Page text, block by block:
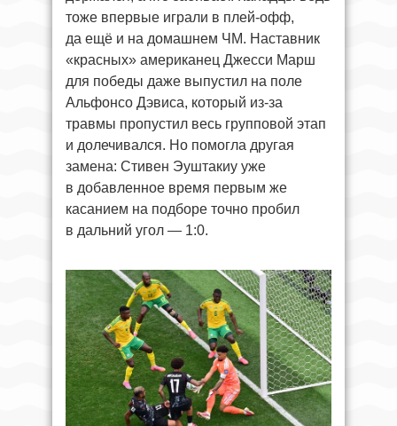
тоже впервые играли в плей-офф,
да ещё и на домашнем ЧМ. Наставник
«красных» американец Джесси Марш
для победы даже выпустил на поле
Альфонсо Дэвиса, который из-за
травмы пропустил весь групповой этап
и долечивался. Но помогла другая
замена: Стивен Эуштакиу уже
в добавленное время первым же
касанием на подборе точно пробил
в дальний угол — 1:0.